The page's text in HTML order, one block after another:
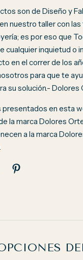
son de Diseño y
nuestro taller con
es por eso que
cualquier inquietud o
en el correr de los
para que te
su solución.-
presentados en esta
la marca Dolores
a la marca